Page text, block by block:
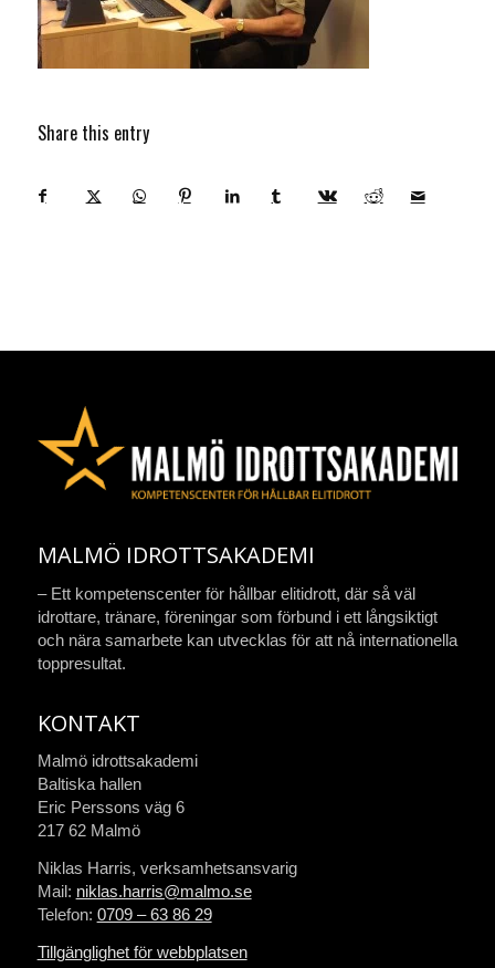
Share this entry
MALMÖ IDROTTSAKADEMI
– Ett kompetenscenter för hållbar elitidrott, där så väl
idrottare, tränare, föreningar som förbund i ett långsiktigt
och nära samarbete kan utvecklas för att nå internationella
toppresultat.
KONTAKT
Malmö idrottsakademi
Baltiska hallen
Eric Perssons väg 6
217 62 Malmö
Niklas Harris, verksamhetsansvarig
Mail: niklas.harris@malmo.se
Telefon: 0709 – 63 86 29
Tillgänglighet för webbplatsen